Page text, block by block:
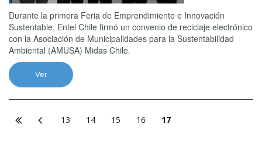
Durante la primera Feria de Emprendimiento e Innovación
Sustentable, Entel Chile firmó un convenio de reciclaje electrónico
con la Asociación de Municipalidades para la Sustentabilidad
Ambiental (AMUSA) Midas Chile.
Ver
13 14 15 16 17